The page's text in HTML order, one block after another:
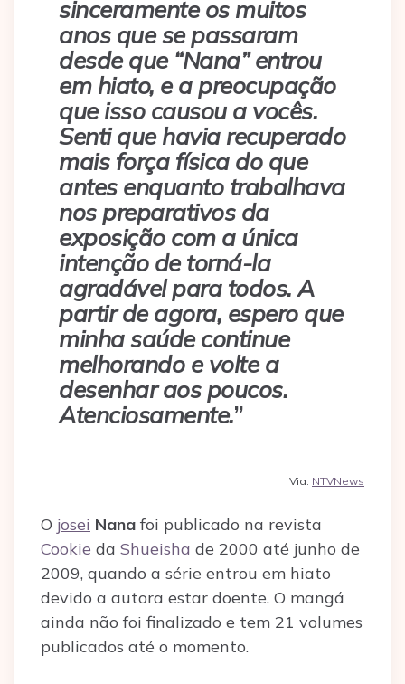
sinceramente os muitos
anos que se passaram
desde que “Nana” entrou
em hiato, e a preocupação
que isso causou a vocês.
Senti que havia recuperado
mais força física do que
antes enquanto trabalhava
nos preparativos da
exposição com a única
intenção de torná-la
agradável para todos. A
partir de agora, espero que
minha saúde continue
melhorando e volte a
desenhar aos poucos.
Atenciosamente.”
Via: NTVNews
O josei Nana foi publicado na revista
Cookie da Shueisha de 2000 até junho de
2009, quando a série entrou em hiato
devido a autora estar doente. O mangá
ainda não foi finalizado e tem 21 volumes
publicados até o momento.